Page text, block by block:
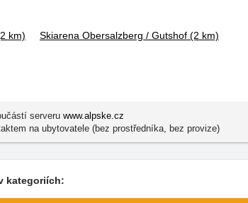
km) Skiarena Obersalzberg / Gutshof (2 km)
serveru www.alpske.cz
na ubytovatele (bez prostředníka, bez provize)
kategoriích: